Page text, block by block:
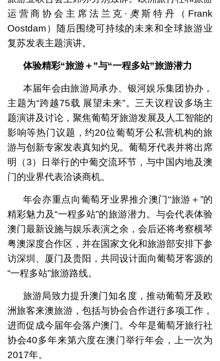
运营商协会主席法兰克· 奥 斯特丹（Frank
Oostdam）随后围绕可持续的未来和全球旅游业
复苏发表主题演讲。
体验精彩“旅游＋”与“一程多站”旅游潜力
本届年会由旅游局承办、银河娱乐集团协办，
主题为“跨越75载 展望未来”。三天议程设多场主
题演讲及讨论，聚焦葡萄牙旅游发展及人工智能的
影响等热门议题，约20位葡萄牙公私营机构的旅
游与创新专家发表真知灼见。葡萄牙代表并将出席
明（3）日举行的中葡交流环节，与中国内地及澳
门的业界代表洽谈商机。
年会亦重点向葡萄牙业界推介澳门“旅游＋”的
精彩魅力及“一程多站”的旅游潜力。与会代表体验
澳门最新设施与娱乐表演之余，会后还将考察横琴
粤澳深度合作区，并在国家文化和旅游部安排下参
访深圳、厦门及贵阳，共同设计面向葡萄牙客源的
“一程多站”旅游路线。
旅游局致力提升澳门知名度，推动葡萄牙及欧
洲旅客来澳旅游，包括与协会合作进行多项工作，
进而促成今届年会落户澳门。今年是葡萄牙旅行社
协会40多年来第六度在澳门举行年会，上一次为
2017年。